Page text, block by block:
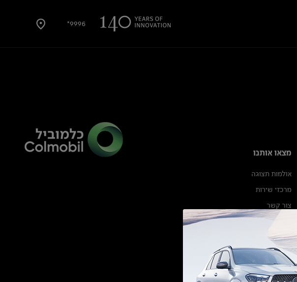
9996*
מצאו אותנו
אולמות תצוגה
מרכזי שירות
צור קשר